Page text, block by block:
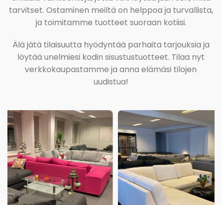
tarvitset. Ostaminen meiltä on helppoa ja turvallista,
ja toimitamme tuotteet suoraan kotiisi.
Älä jätä tilaisuutta hyödyntää parhaita tarjouksia ja
löytää unelmiesi kodin sisustustuotteet. Tilaa nyt
verkkokaupastamme ja anna elämäsi tilojen
uudistua!